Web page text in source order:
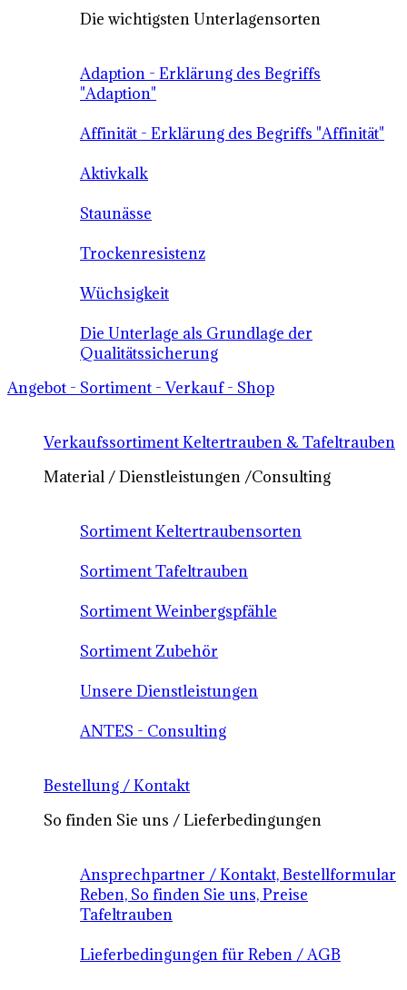
Die wichtigsten Unterlagensorten
Adaption - Erklärung des Begriffs
"Adaption"
Affinität - Erklärung des Begriffs "Affinität"
Aktivkalk
Staunässe
Trockenresistenz
Wüchsigkeit
Die Unterlage als Grundlage der
Qualitätssicherung
Angebot - Sortiment - Verkauf - Shop
Verkaufssortiment Keltertrauben & Tafeltrauben
Material / Dienstleistungen /Consulting
Sortiment Keltertraubensorten
Sortiment Tafeltrauben
Sortiment Weinbergspfähle
Sortiment Zubehör
Unsere Dienstleistungen
ANTES - Consulting
Bestellung / Kontakt
So finden Sie uns / Lieferbedingungen
Ansprechpartner / Kontakt, Bestellformular
Reben, So finden Sie uns, Preise
Tafeltrauben
Lieferbedingungen für Reben / AGB